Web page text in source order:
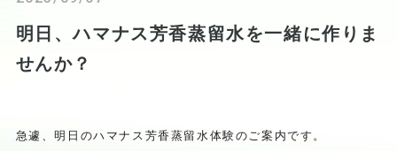
明日、ハマナス芳香蒸留水を一緒に作りま
せんか？
急遽、明日のハマナス芳香蒸留水体験のご案内です。